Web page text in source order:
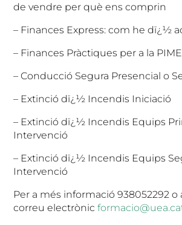
de vendre per què ens comprin
– Finances Express: com he dï¿½
– Finances Pràctiques per a la PIME
– Conducció Segura Presencial o
– Extinció dï¿½ Incendis Iniciació
– Extinció dï¿½ Incendis Equips
Intervenció
– Extinció dï¿½ Incendis Equips
Intervenció
Per a més informació 938052292 o
correu electrònic